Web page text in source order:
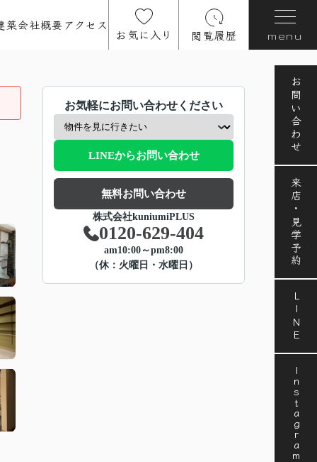
築会社概要アクセス
お気に入り 閲覧履歴 menu
お問い合わせ
来店・見学予約
LINE
Instagram
お気軽にお問い合わせください
LINEからお問い合わせ
無料お問い合わせ
株式会社kuniumiPLUS
0120-629-404
am10:00～pm8:00
（休：火曜日・水曜日）